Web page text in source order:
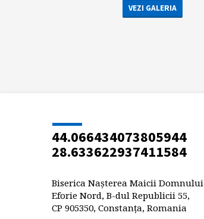
VEZI GALERIA
44.066434073805944
28.633622937411584
Biserica Nașterea Maicii Domnului
Eforie Nord, B-dul Republicii 55,
CP 905350, Constanța, Romania